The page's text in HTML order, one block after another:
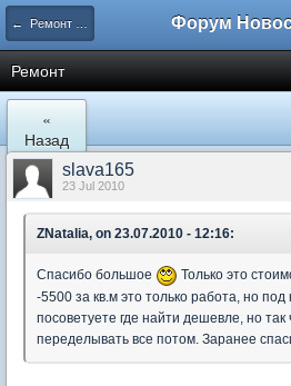
← Ремонт и обустройство
Ремонт
«
Назад
slava165
23 Jul 2010
ZNatalia, on 23.07.2010 - 12:16:
Спасибо большое
Только это
-5500 за кв.м это только работа, но
посоветуете где найти дешевле, но
переделывать все потом. Заранее